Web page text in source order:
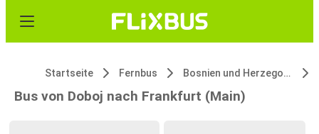
Startseite Fernbus Bosnien und Herzegowina
Bus von Doboj nach Frankfurt (Main)